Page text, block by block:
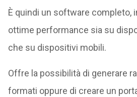
È quindi un software completo,
ottime performance sia su
che su dispositivi mobili.
Offre la possibilità di generare
formati oppure di creare un